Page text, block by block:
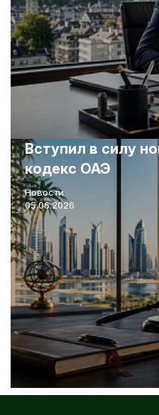
Вступил в силу
кодекс ОАЭ
Новости
05.06.2026